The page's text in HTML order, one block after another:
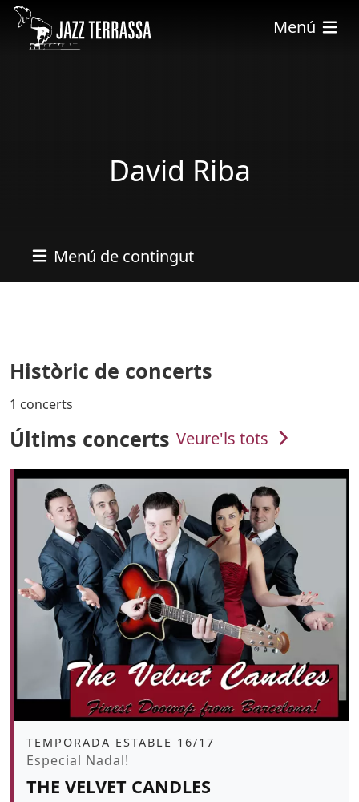
Vés al contingut
Menú
David Riba
Menú de contingut
Històric de concerts
1 concerts
Últims concerts Veure'ls tots
Àmbit
TEMPORADA ESTABLE 16/17
Promoció
Especial Nadal!
THE VELVET CANDLES